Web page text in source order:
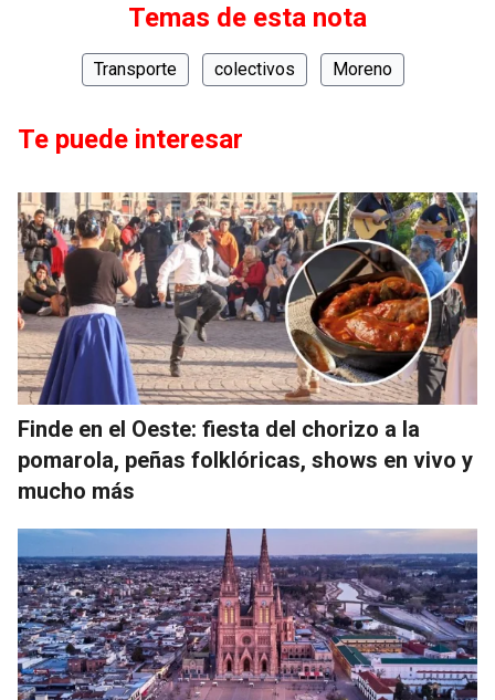
Temas de esta nota
Transporte colectivos Moreno
Te puede interesar
Finde en el Oeste: fiesta del chorizo a la
pomarola, peñas folklóricas, shows en vivo y
mucho más